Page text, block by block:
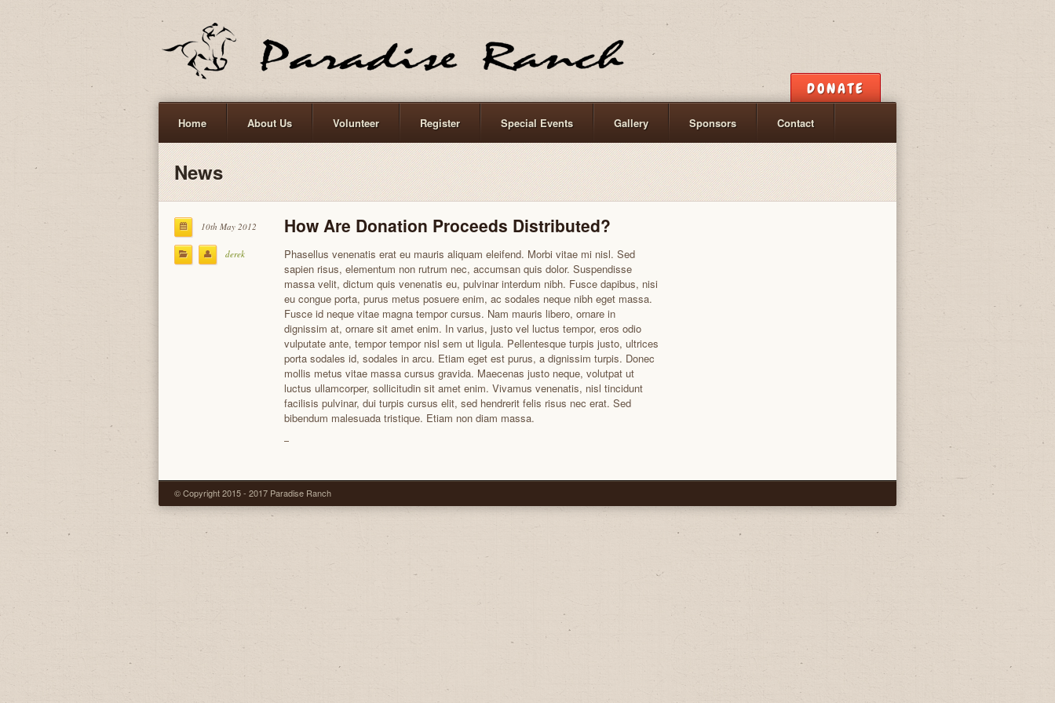
DONATE
Home About Us Volunteer Register Special Events Gallery Sponsors Contact
News
10th May 2012
derek
How Are Donation Proceeds Distributed?
Phasellus venenatis erat eu mauris aliquam eleifend. Morbi vitae mi nisl. Sed
sapien risus, elementum non rutrum nec, accumsan quis dolor. Suspendisse
massa velit, dictum quis venenatis eu, pulvinar interdum nibh. Fusce dapibus, nisi
eu congue porta, purus metus posuere enim, ac sodales neque nibh eget massa.
Fusce id neque vitae magna tempor cursus. Nam mauris libero, ornare in
dignissim at, ornare sit amet enim. In varius, justo vel luctus tempor, eros odio
vulputate ante, tempor tempor nisl sem ut ligula. Pellentesque turpis justo, ultrices
porta sodales id, sodales in arcu. Etiam eget est purus, a dignissim turpis. Donec
mollis metus vitae massa cursus gravida. Maecenas justo neque, volutpat ut
luctus ullamcorper, sollicitudin sit amet enim. Vivamus venenatis, nisl tincidunt
facilisis pulvinar, dui turpis cursus elit, sed hendrerit felis risus nec erat. Sed
bibendum malesuada tristique. Etiam non diam massa.
© Copyright 2015 - 2017 Paradise Ranch